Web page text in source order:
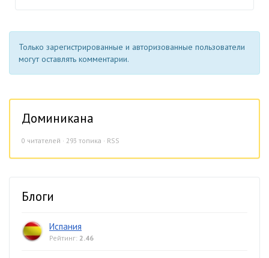
Только зарегистрированные и авторизованные пользователи
могут оставлять комментарии.
Доминикана
0 читателей · 293 топика · RSS
Блоги
Испания
Рейтинг: 2.46